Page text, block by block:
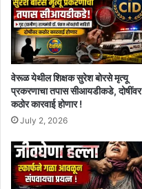
वेरूळ येथील शिक्षक सुरेश बोरसे मृत्यू
प्रकरणाचा तपास सीआयडीकडे, दोषींवर
कठोर कारवाई होणार !
July 2, 2026